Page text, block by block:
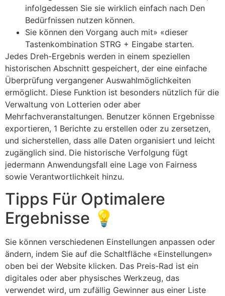
infolgedessen Sie sie wirklich einfach nach Den
Bedürfnissen nutzen können.
Sie können den Vorgang auch mit» «dieser
Tastenkombination STRG + Eingabe starten.
Jedes Dreh-Ergebnis werden in einem speziellen
historischen Abschnitt gespeichert, der eine einfache
Überprüfung vergangener Auswahlmöglichkeiten
ermöglicht. Diese Funktion ist besonders nützlich für die
Verwaltung von Lotterien oder aber
Mehrfachveranstaltungen. Benutzer können Ergebnisse
exportieren, 1 Berichte zu erstellen oder zu zersetzen,
und sicherstellen, dass alle Daten organisiert und leicht
zugänglich sind. Die historische Verfolgung fügt
jedermann Anwendungsfall eine Lage von Fairness
sowie Verantwortlichkeit hinzu.
Tipps Für Optimalere
Ergebnisse 💡
Sie können verschiedenen Einstellungen anpassen oder
ändern, indem Sie auf die Schaltfläche «Einstellungen»
oben bei der Website klicken. Das Preis-Rad ist ein
digitales oder aber physisches Werkzeug, das
verwendet wird, um zufällig Gewinner aus einer Liste